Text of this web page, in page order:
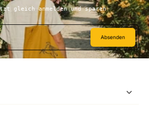
gleich anmelden und sparen
Absenden